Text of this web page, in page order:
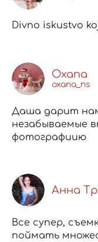
Divno iskustvo
Oxana
oxana_ns
Даша дарит
незабываемые
фотографиию
Анна
Все супер,
поймать